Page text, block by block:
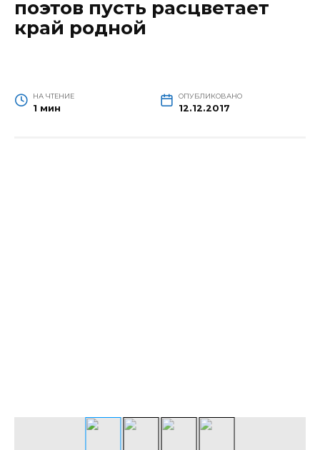
поэтов пусть расцветает
край родной
НА ЧТЕНИЕ
1 мин
ОПУБЛИКОВАНО
12.12.2017